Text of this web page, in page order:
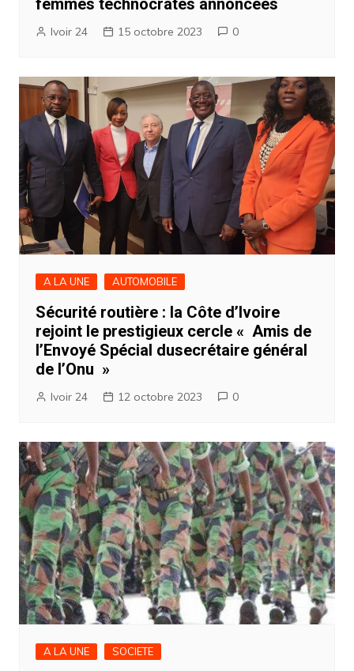
Ivoir 24 15 octobre 2023 0
A LA UNE AUTOMOBILE
Sécurité routière : la Côte d’Ivoire
rejoint le prestigieux cercle « Amis de
l’Envoyé Spécial dusecrétaire général
de l’Onu »
Ivoir 24 12 octobre 2023 0
A LA UNE SOCIETE